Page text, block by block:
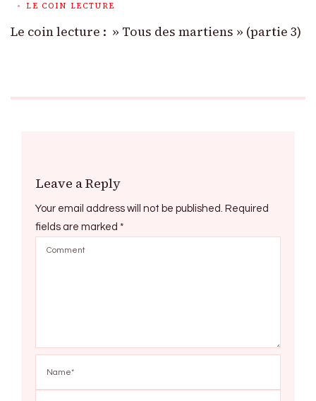
LE COIN LECTURE
Le coin lecture : » Tous des martiens » (partie 3)
Leave a Reply
Your email address will not be published. Required
fields are marked *